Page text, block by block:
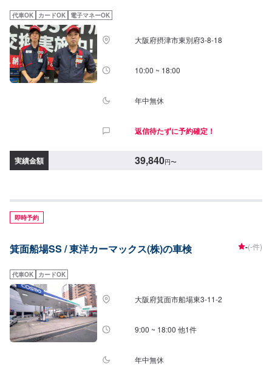
検基本料：14,800円自賠責保険：17,650円重量税：32,800円印紙代：2,300
円----------------------------------------合計：67,550円【商用車】プロボックス・
ADバン等車検基本料：14,800円自賠責保険：12,850円重量税：6,600円印紙
代：2,200円----------------------------------------合計：36,450円【注意事項】輸入
車(レクサス含む)の作業は11,000円プラスとなります。Wタイヤトラックの
作業は22,000円プラスとなります。年式・グレードによって上記重量税が異
なる場合がありますので、あらかじめご了承ください。
代車OK カードOK 電子マネーOK
大阪府摂津市東別府3-8-18
10:00 ~ 18:00
年中無休
返信待たずに予約確定！
実績金額 39,840円〜
即時予約
箕面船場SS / 東洋カーマックス(株)の車検 -(-件)
代車OK カードOK
大阪府箕面市船場東3-11-2
9:00 ~ 18:00 他1件
年中無休